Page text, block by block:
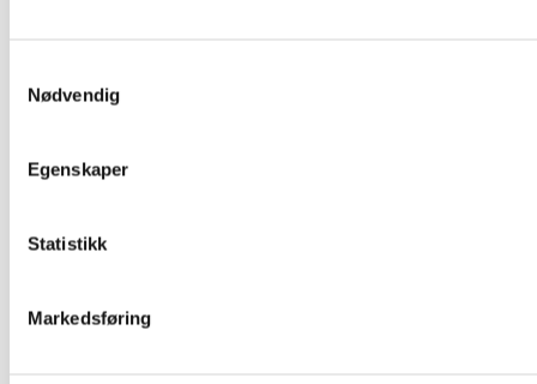
Nødvendig
Egenskaper
Statistikk
Markedsføring